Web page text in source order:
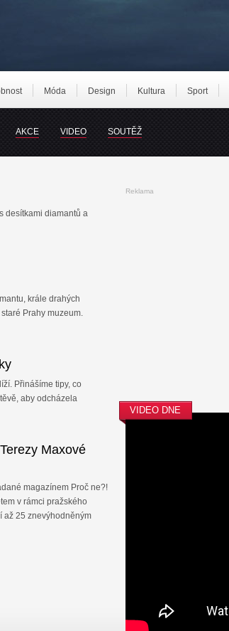
Móda Design Kultura Sport
AKCE VIDEO SOUTĚŽ
desítkami diamantů a
krále drahých
Prahy muzeum.
Přinášíme tipy, co
aby odcházela
Maxové
magazínem Proč ne?!
v rámci pražského
až 25 znevýhodněným
Reklama
VIDEO DNE